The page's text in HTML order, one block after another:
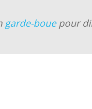
garde-bouepour